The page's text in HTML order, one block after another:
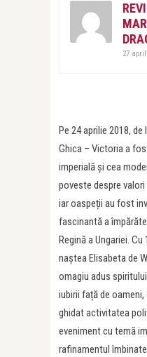
27
Pe 24 aprilie 2018,
Ghica – Victoria a
imperială și cea
poveste despre
iar oaspeții au fost
fascinantă a
Regină a Ungariei.
naștea Elisabeta de
omagiu adus
iubirii față de
ghidat activitatea
eveniment cu temă
rafinamentul